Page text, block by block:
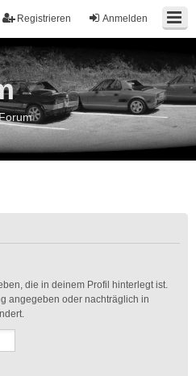
Anmelden
Registrieren
die in deinem Profil hinterlegt ist.
angegeben oder nachträglich in